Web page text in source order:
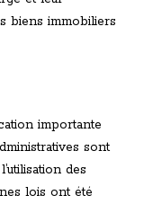
biens immobiliers
importante
sont
des
lois ont été